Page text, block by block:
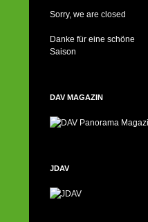
Sorry, we are closed
Danke für eine schöne
Saison
DAV MAGAZIN
JDAV